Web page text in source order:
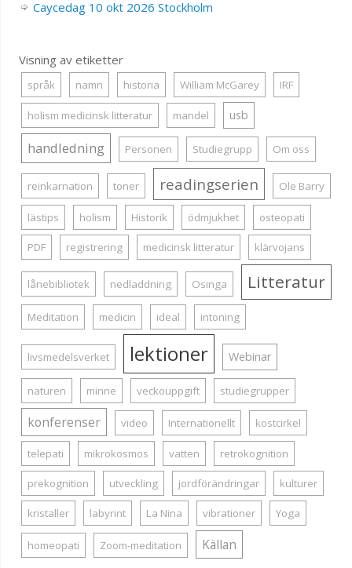
Caycedag 10 okt 2026 Stockholm
Visning av etiketter
språk namn historia William McGarey IRF
holism medicinsk litteratur mandel usb
handledning Personen Studiegrupp Om oss
reinkarnation toner readingserien Ole Barry
lästips holism Historik ödmjukhet osteopati
PDF registrering medicinsk litteratur klärvojans
lånebibliotek nedladdning Osinga Litteratur
Meditation medicin ideal intoning
livsmedelsverket lektioner Webinar
naturen minne veckouppgift studiegrupper
konferenser video Internationellt kostcirkel
telepati mikrokosmos vatten retrokognition
prekognition utveckling jordförändringar kulturer
kristaller labyrint La Nina vibrationer Yoga
homeopati Zoom-meditation Källan